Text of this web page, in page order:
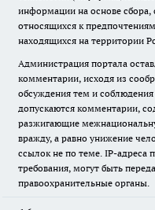
информации на основе сбора,
относящихся к
находящихся на территории
Администрация портала
комментарии, исходя из
обсуждения тем и
допускаются комментарии,
разжигающие
вражду, а равно унижение
ссылок не по теме. IP-адреса
требования, могут быть
правоохранительные органы.